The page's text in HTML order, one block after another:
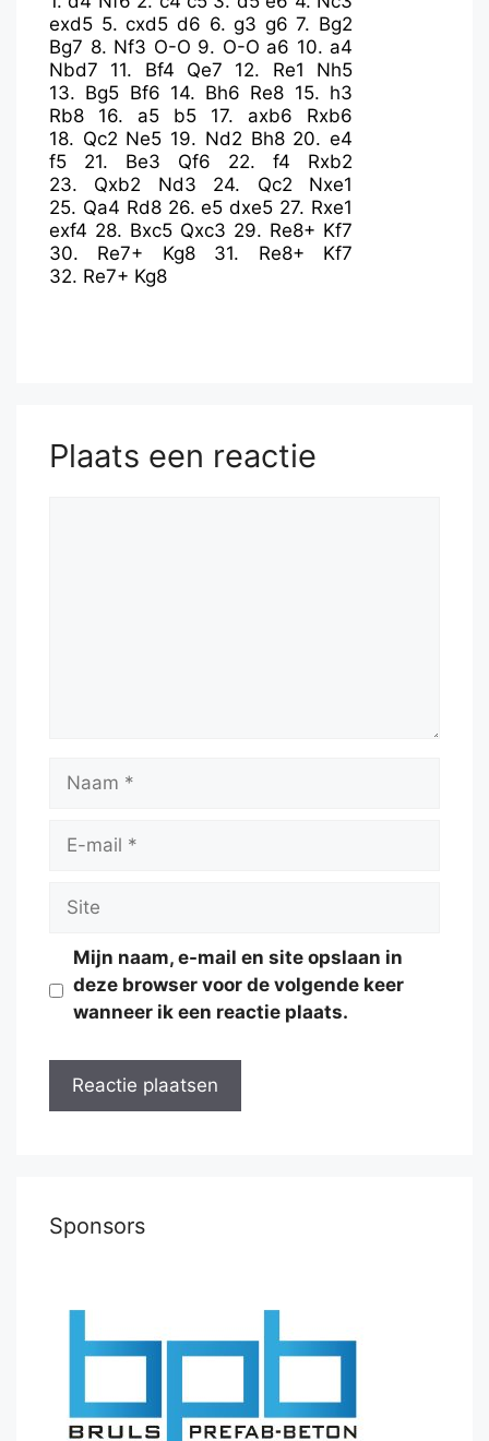
exd5 5.cxd5 d6 6.g3 g6 7. Bg2
Bg7 8. Nf3 O-O 9. O-O a6 10. a4
Nbd7
11. Bf4 Qe7 12. Re1
Nh5
13. Bg5 Bf6 14. Bh6 Re8 15. h3
Rb8
16. a5 b5 17. axb6
Rxb6
18. Qc2 Ne5 19. Nd2 Bh8 20.e4
f5
21. Be3 Qf6 22. f4
Rxb2
23. Qxb2 Nd3 24. Qc2
Nxe1
25. Qa4 Rd8 26.e5 dxe5 27. Rxe1
exf4 28. Bxc5 Qxc3 29. Re8+ Kf7
30. Re7+ Kg8 31. Re8+
Kf7
32. Re7+ Kg8
Plaats een reactie
Naam
Site
Mijn naam, e-mail en site opslaan in
deze browser voor de volgende keer
wanneer ik een reactie plaats.
Sponsors